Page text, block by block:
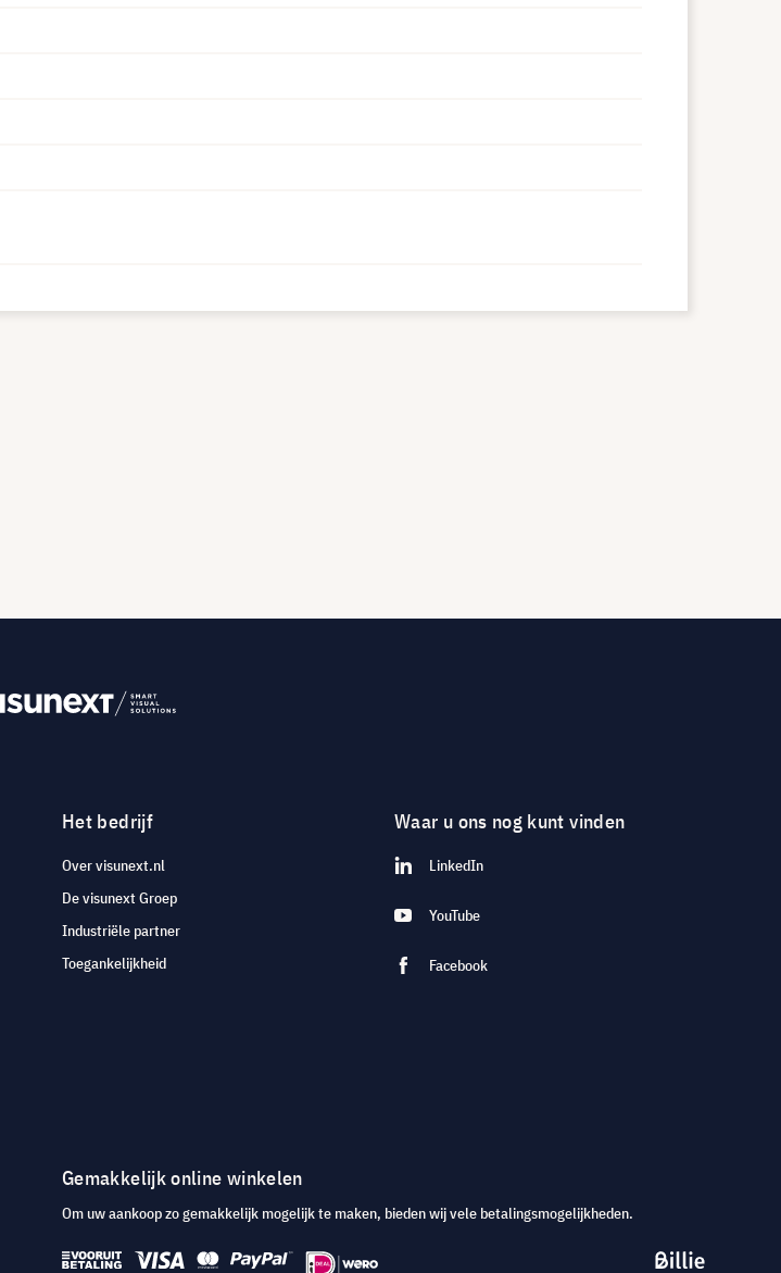
Het bedrijf
Over visunext.nl
De visunext Groep
Industriële partner
Toegankelijkheid
Waar u ons nog kunt vinden
LinkedIn
YouTube
Facebook
Gemakkelijk online winkelen
Om uw aankoop zo gemakkelijk mogelijk te maken, bieden wij vele betalingsmogelijkheden.